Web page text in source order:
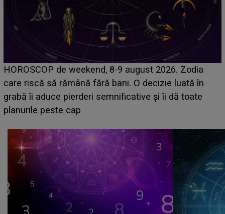
Emanuel a ținut ACEST DETALIU ASCUNS până
acum! În fața Alexandrei, concurentul din Casa Iubirii
face o MĂRTURISIRE NEAȘTEPTATĂ despre mama
sa: "I-am spus și ei în față, eu nu te iubesc pentru